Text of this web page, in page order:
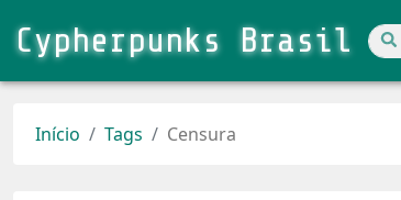
Cypherpunks Brasil
Início Tags Censura